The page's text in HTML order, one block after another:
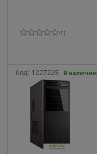
(0)
Код: 1227225 В наличии